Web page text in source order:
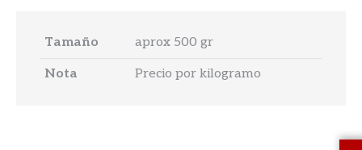
Tamaño aprox 500 gr
Nota Precio por kilogramo